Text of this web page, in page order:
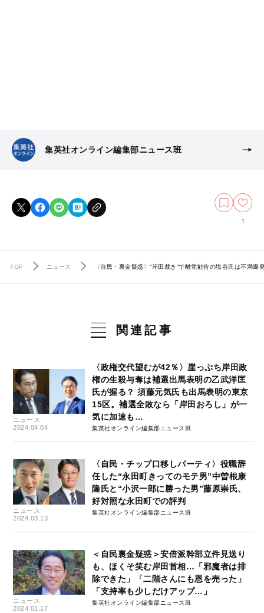
集英社オンライン編集部ニュース班
1
TOP ニュース 〈自民・裏金疑惑〉“岸田裁き”で離党勧告の塩谷氏は不満
関連記事
ニュース
2024.04.04
〈政権交代望むが42％〉崖っぷち岸田政
権の生殺与奪は補選出馬表明の乙武洋匡
氏が握る？ 須藤元気氏も出馬表明の東京
15区。補選全敗なら「岸田おろし」が一
気に加速も…
集英社オンライン編集部ニュース班
ニュース
2024.03.13
〈自民・チップ口移しパーティ〉役職辞
任した“永田町きってのモテ男”中曽根康
隆氏と“小沢一郎に勝った男”藤原崇氏、
好対照な永田町での評判
集英社オンライン編集部ニュース班
ニュース
2024.01.17
＜自民裏金疑惑＞安倍派幹部立件見送り
も、ほくそ笑む岸田首相…「邪魔者は排
除できた」「二階さんにも恩を売った」
「支持率も少しだけアップ…」
集英社オンライン編集部ニュース班